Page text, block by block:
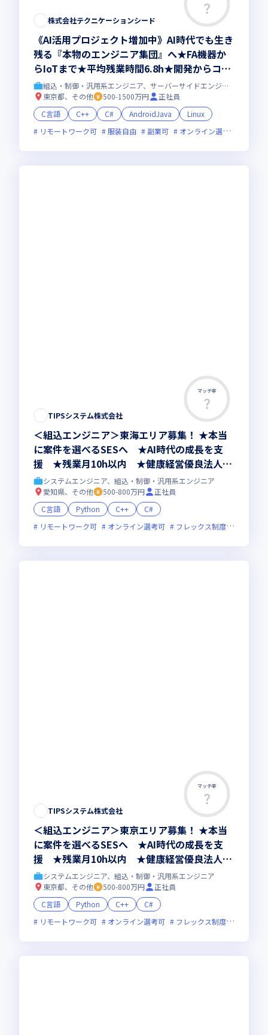
株式会社テクニケーションシード
《AI活用プロジェクト増加中》AI時代でも生き
残る『本物のエンジニア集団』へ★FA機器か
らIoTまで★平均残業時間6.8h★開発からコン
サル領域まで、一気通貫でキャリアを作りたい
あなたにオススメの環境です！
組込・制御・汎用系エンジニア、サーバーサイドエンジニア
東京都、その他
500-1500万円
正社員
C言語
C++ C# AndroidJava
Linux
リモートワーク可
服装自由 副業可 オンライン選考可
マッチ率
TIPSシステム株式会社
＜組込エンジニア＞東海エリア募集！ ★本当
に案件を選べるSESへ ★AI時代の成長を支
援 ★残業月10h以内 ★健康経営優良法人20
26認定
システムエンジニア、組込・制御・汎用系エンジニア
愛知県、その他
500-800万円
正社員
C言語
Python C++
C#
リモートワーク可
オンライン選考可 フレックス制度あり
マッチ率
TIPSシステム株式会社
＜組込エンジニア＞東京エリア募集！ ★本当
に案件を選べるSESへ ★AI時代の成長を支
援 ★残業月10h以内 ★健康経営優良法人20
26認定
システムエンジニア、組込・制御・汎用系エンジニア
東京都、その他
500-800万円
正社員
C言語
Python C++
C#
リモートワーク可
オンライン選考可 フレックス制度あり